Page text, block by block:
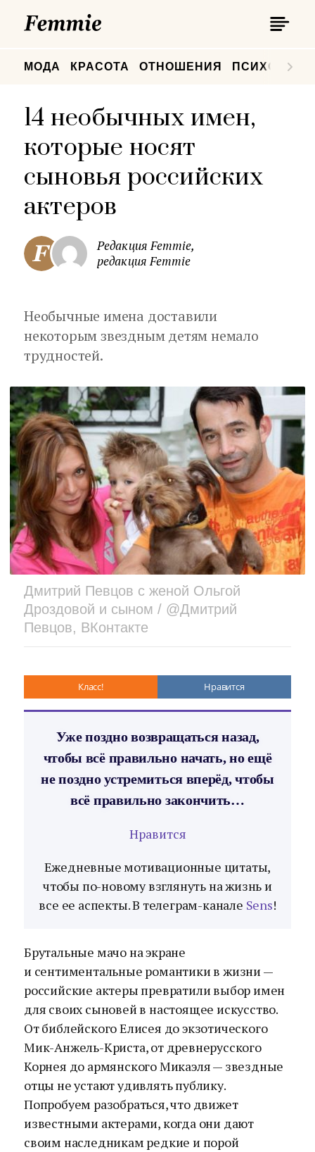
МОДА КРАСОТА ОТНОШЕНИЯ
14 необычных имен,
которые носят
сыновья российских
актеров
Редакция Femmie,
редакция Femmie
Необычные имена доставили
некоторым звездным детям немало
трудностей.
Дмитрий Певцов с женой Ольгой
Дроздовой и сыном / @Дмитрий
Певцов, ВКонтакте
Класс! Нравится
Уже поздно возвращаться назад,
чтобы всё правильно начать, но ещё
не поздно устремиться вперёд, чтобы
всё правильно закончить…
Нравится
Ежедневные мотивационные цитаты,
чтобы по-новому взглянуть на жизнь и
все ее аспекты. В телеграм-канале Sens!
Брутальные мачо на экране
и сентиментальные романтики в жизни —
российские актеры превратили выбор имен
для своих сыновей в настоящее искусство.
От библейского Елисея до экзотического
Мик-Анжель-Криста, от древнерусского
Корнея до армянского Микаэля — звездные
отцы не устают удивлять публику.
Попробуем разобраться, что движет
известными актерами, когда они дают
своим наследникам редкие и порой